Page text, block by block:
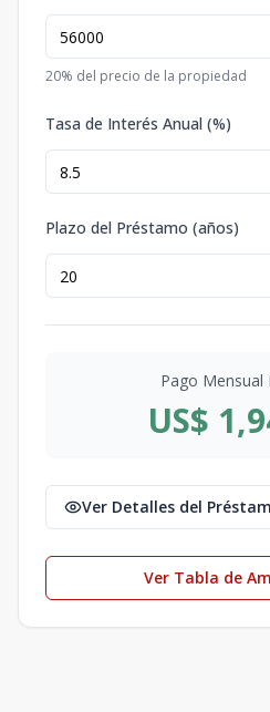
20% del precio de la propiedad
Tasa de Interés Anual (%)
Plazo del Préstamo (años)
Pago Mensual
US$
Ver Detalles del
Ver Tabla de